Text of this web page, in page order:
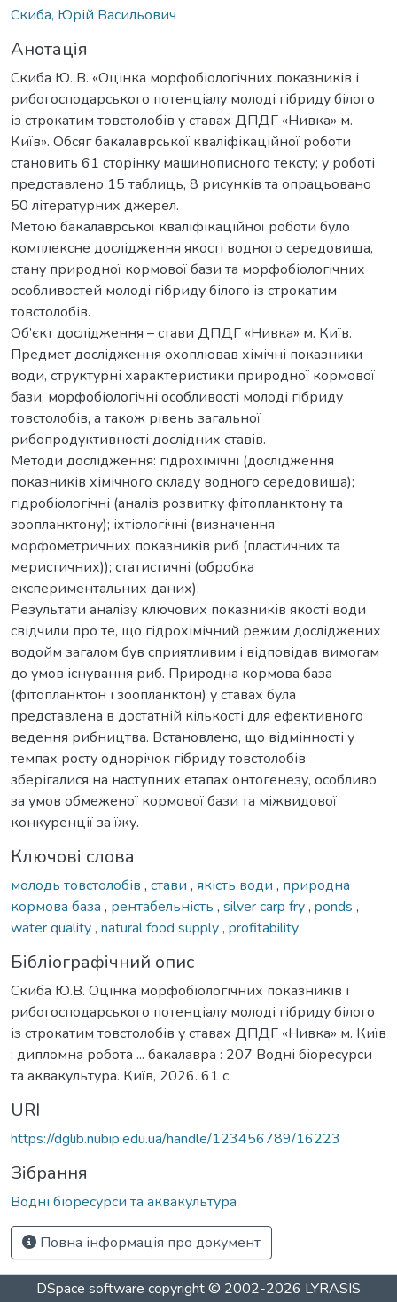
Скиба, Юрій Васильович
Анотація
Скиба Ю. В. «Оцінка морфобіологічних показників і
рибогосподарського потенціалу молоді гібриду білого
із строкатим товстолобів у ставах ДПДГ «Нивка» м.
Київ». Обсяг бакалаврської кваліфікаційної роботи
становить 61 сторінку машинописного тексту; у роботі
представлено 15 таблиць, 8 рисунків та опрацьовано
50 літературних джерел.
Метою бакалаврської кваліфікаційної роботи було
комплексне дослідження якості водного середовища,
стану природної кормової бази та морфобіологічних
особливостей молоді гібриду білого із строкатим
товстолобів.
Об’єкт дослідження – стави ДПДГ «Нивка» м. Київ.
Предмет дослідження охоплював хімічні показники
води, структурні характеристики природної кормової
бази, морфобіологічні особливості молоді гібриду
товстолобів, а також рівень загальної
рибопродуктивності дослідних ставів.
Методи дослідження: гідрохімічні (дослідження
показників хімічного складу водного середовища);
гідробіологічні (аналіз розвитку фітопланктону та
зоопланктону); іхтіологічні (визначення
морфометричних показників риб (пластичних та
меристичних)); статистичні (обробка
експериментальних даних).
Результати аналізу ключових показників якості води
свідчили про те, що гідрохімічний режим досліджених
водойм загалом був сприятливим і відповідав вимогам
до умов існування риб. Природна кормова база
(фітопланктон і зоопланктон) у ставах була
представлена в достатній кількості для ефективного
ведення рибництва. Встановлено, що відмінності у
темпах росту однорічок гібриду товстолобів
зберігалися на наступних етапах онтогенезу, особливо
за умов обмеженої кормової бази та міжвидової
конкуренції за їжу.
Ключові слова
молодь товстолобів , стави , якість води , природна
кормова база , рентабельність , silver carp fry, ponds ,
water quality, natural food supply, profitability
Бібліографічний опис
Скиба Ю.В. Оцінка морфобіологічних показників і
рибогосподарського потенціалу молоді гібриду білого
із строкатим товстолобів у ставах ДПДГ «Нивка» м. Київ
: дипломна робота ... бакалавра : 207 Водні біоресурси
та аквакультура. Київ, 2026. 61 с.
URI
https://dglib.nubip.edu.ua/handle/123456789/16223
Зібрання
Водні біоресурси та аквакультура
Повна інформація про документ
DSpace software copyright © 2002-2026 LYRASIS